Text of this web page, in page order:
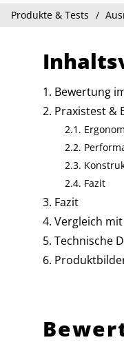
Produkte & Tests
Bewertung
Praxistest &
Fazit
Fazit
Vergleich
Technische